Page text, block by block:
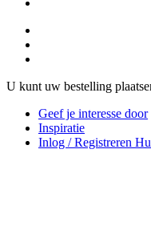
U kunt uw bestelling
Geef je interesse door
Inspiratie
Inlog / Registreren